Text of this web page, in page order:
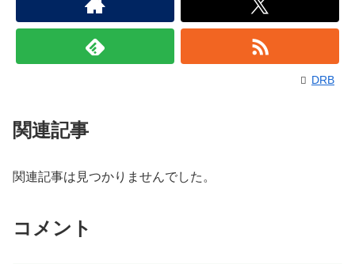
DRB
関連記事
関連記事は見つかりませんでした。
コメント